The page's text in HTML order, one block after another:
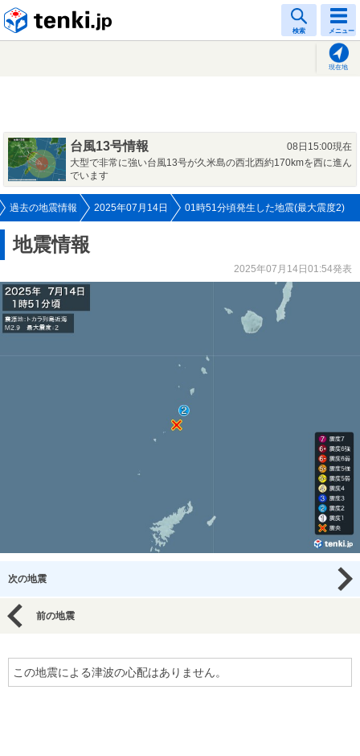
検索 メニュー
現在地
台風13号情報
08日15:00現在
大型で非常に強い台風13号が久米島の西北西約170kmを西に進ん
でいます
過去の地震情報 2025年07月14日 01時51分頃発生した地震(最大震度2)
地震情報
2025年07月14日01:54発表
次の地震
前の地震
この地震による津波の心配はありません。